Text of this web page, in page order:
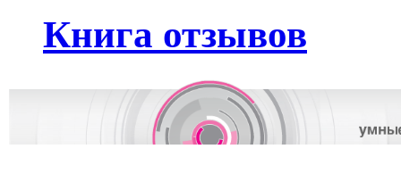
Книга отзывов